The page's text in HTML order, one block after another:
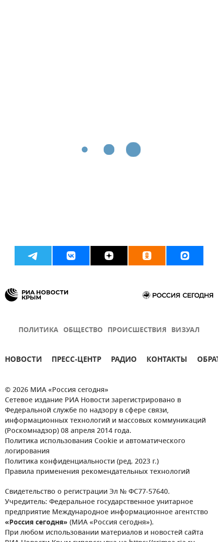
ПОЛИТИКА ОБЩЕСТВО ПРОИСШЕСТВИЯ ВИЗУАЛ
НОВОСТИ ПРЕСС-ЦЕНТР РАДИО КОНТАКТЫ
© 2026 МИА «Россия сегодня»
Сетевое издание РИА Новости зарегистрировано в
Федеральной службе по надзору в сфере связи,
информационных технологий и массовых коммуникаций
(Роскомнадзор) 08 апреля 2014 года.
Политика использования Cookie и автоматического
логирования
Политика конфиденциальности (ред. 2023 г.)
Правила применения рекомендательных технологий
Свидетельство о регистрации Эл № ФС77-57640.
Учредитель: Федеральное государственное унитарное
предприятие Международное информационное агентство
«Россия сегодня» (МИА «Россия сегодня»).
При любом использовании материалов и новостей сайта